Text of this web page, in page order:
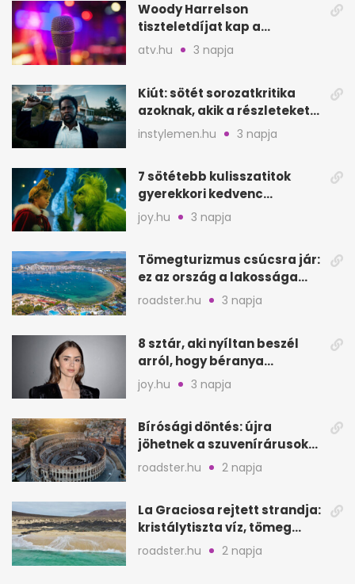
Woody Harrelson
tiszteletdíjat kap a
Szarajevói Filmfesztiválon
atv.hu 3 napja
Kiút: sötét sorozatkritika
azoknak, akik a részleteket
keresik
instylemen.hu 3 napja
7 sötétebb kulisszatitok
gyerekkori kedvenc
filmjeinkről a Joy szerint
joy.hu 3 napja
Tömegturizmus csúcsra jár:
ez az ország a lakossága
kétszeresét fogadja
roadster.hu 3 napja
8 sztár, aki nyíltan beszél
arról, hogy béranya
segítette a családalapítást
joy.hu 3 napja
Bírósági döntés: újra
jöhetnek a szuvenírárusok
Európa ikonikus helyére
roadster.hu 2 napja
La Graciosa rejtett strandja:
kristálytiszta víz, tömeg
nélkül
roadster.hu 2 napja